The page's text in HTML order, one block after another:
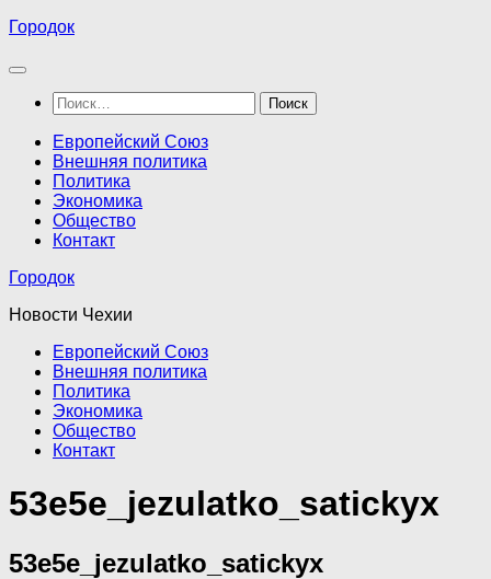
Перейти
содержимому
Городок
Найти:
Европейский Союз
Внешняя политика
Политика
Экономика
Общество
Контакт
Городок
Новости Чехии
Европейский Союз
Внешняя политика
Политика
Экономика
Общество
Контакт
53e5e_jezulatko_satickyx
53e5e_jezulatko_satickyx